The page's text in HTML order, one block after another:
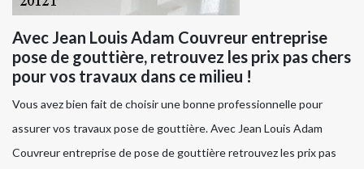
Avec Jean Louis Adam Couvreur entreprise
pose de gouttière, retrouvez les prix pas chers
pour vos travaux dans ce milieu !
Vous avez bien fait de choisir une bonne professionnelle pour
assurer vos travaux pose de gouttière. Avec Jean Louis Adam
Couvreur entreprise de pose de gouttière retrouvez les prix pas